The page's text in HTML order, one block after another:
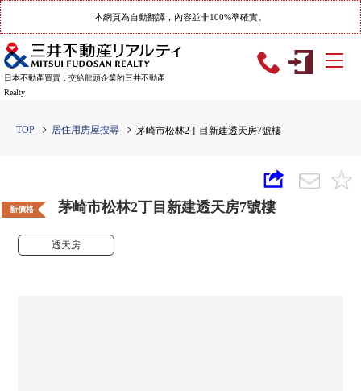
本網頁為自動翻譯，內容並非100%準確實。
日本不動產買賣，交給龍頭企業的三井不動產
Realty
TOP 居住用房屋搜尋 茅崎市松林2丁目新建透天房7號樓
新價格 茅崎市松林2丁目新建透天房7號樓
透天房